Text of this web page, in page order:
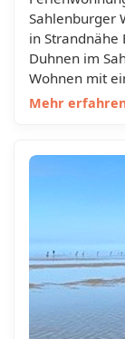
Sahlenburger
in Strandnähe
Duhnen im
Wohnen mit
Mehr